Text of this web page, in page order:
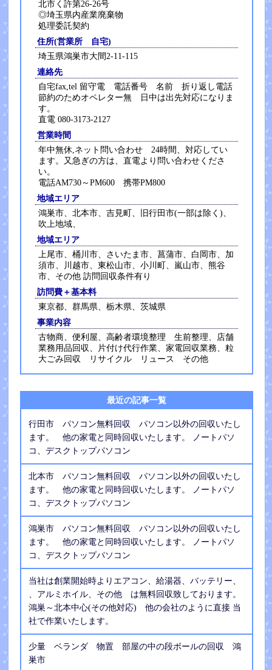
北市く許第26-26号
◎埼玉県内産業廃棄物
処理委託契約
住所(営業所 自宅)
埼玉県鴻巣市大間2-11-115
連絡先
自宅fax,tel 留守電 電話番号 名前 折り返し電話
節約のためオペレター無 日中は出先対応になりま
す。
直電 080-3173-2127
営業時間
年中無休,ネット問い合わせ 24時間、対応してい
ます。又急ぎの方は、直電より問い合わせくださ
い。
電話AM730～PM600 携帯PM800
地域エリア
鴻巣市、北本市、吉見町、旧行田市(一部は除く)、
吹上地域、
地域エリア
上尾市、桶川市、さいたま市、菖蒲市、白岡市、加
須市、川越市、東松山市、小川町、嵐山市、熊谷
市、その他 訪問回収条件有り
訪問費＋基本料
東京都、群馬県、栃木県、茨城県
事業内容
古物商、便利屋、高齢者環境整理 生前整理、店舗
業務用品回収、片付け代行作業、家電回収業務、粒
大ごみ回収 リサイクル リュース その他
最近の記事一覧
行田市 パソコン無料回収 パソコン以外の回収いたし
ます。 他の家電と同時回収いたします。 ノートパソ
コ、デスクトップパソコン
北本市 パソコン無料回収 パソコン以外の回収いたし
ます。 他の家電と同時回収いたします。 ノートパソ
コ、デスクトップパソコン
鴻巣市 パソコン無料回収 パソコン以外の回収いたし
ます。 他の家電と同時回収いたします。 ノートパソ
コ、デスクトップパソコン
当社は創業開始時よりエアコン、給湯器、バッテリー、
、アルミホイル、その他 は無料回収致しております。
鴻巣～北本中心(その他対応) 他の会社のように直接 当
社で作業いたします。
少量 ベランダ 物置 部屋の中の段ボールの回収 鴻
巣市